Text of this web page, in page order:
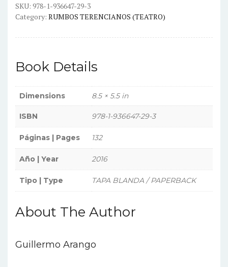
de
verano
solución)
SKU: 978-1-936647-29-3
Category: RUMBOS TERENCIANOS (TEATRO)
Book Details
Dimensions 8.5 × 5.5 in
ISBN 978-1-936647-29-3
Páginas | Pages 132
Año | Year 2016
Tipo | Type TAPA BLANDA / PAPERBACK
About The Author
Guillermo Arango